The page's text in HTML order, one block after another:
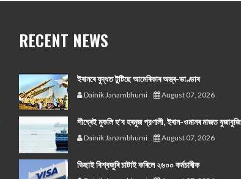
RECENT NEWS
ইৰানৰে যুদ্ধত টুটিছে আমেৰিকাৰ অস্ত্ৰ-ভাণ্ডাৰ
Dainik Janambhumi August 07, 2026
শীঘ্ৰেই মুকলি হ'ব হৰমুজ প্রণালী, ইৰান-ওমানৰ মাজত বুজাবুজি
Dainik Janambhumi August 07, 2026
ভিছাই বিশ্বজুৰি চাটাই কৰিলে ২৬০০ কৰ্মচাৰীক